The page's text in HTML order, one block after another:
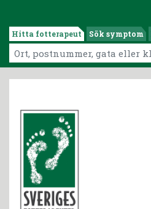
Hitta fotterapeut Sök symptom